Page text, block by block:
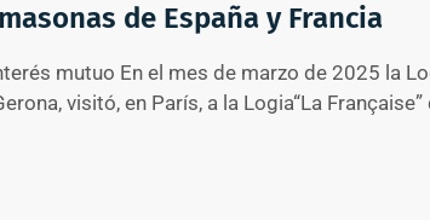
de España y Francia
mutuo En el mes de marzo de 2025 la
visitó, en París, a la Logia“La